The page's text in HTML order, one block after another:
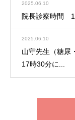
2025.06.10
院長診察時間
2025.06.10
山守先生（糖尿
17時30分に...